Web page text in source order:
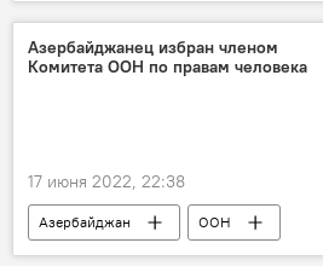
Азербайджанец избран членом
Комитета ООН по правам человека
17 июня 2022, 22:38
Азербайджан
ООН
МИД Азербайджана